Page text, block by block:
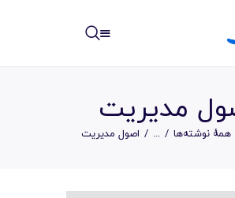
مدیریت
همهٔ نوشته‌ها ... اصول مدیریت